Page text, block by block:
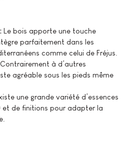
Le bois apporte une touche
parfaitement dans les
comme celui de Fréjus.
Contrairement à d’autres
agréable sous les pieds même
une grande variété d’essences
de finitions pour adapter la